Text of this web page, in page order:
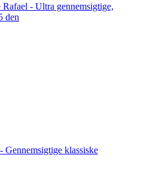
Rafael - Ultra gennemsigtige,
den
Gennemsigtige klassiske